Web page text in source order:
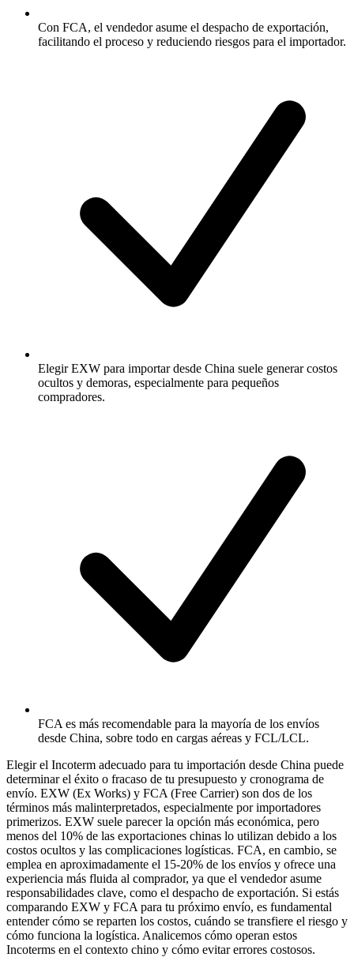
Con FCA, el vendedor asume el despacho de exportación,
facilitando el proceso y reduciendo riesgos para el importador.
Elegir EXW para importar desde China suele generar costos
ocultos y demoras, especialmente para pequeños
compradores.
FCA es más recomendable para la mayoría de los envíos
desde China, sobre todo en cargas aéreas y FCL/LCL.
Elegir el Incoterm adecuado para tu importación desde China puede
determinar el éxito o fracaso de tu presupuesto y cronograma de
envío. EXW (Ex Works) y FCA (Free Carrier) son dos de los
términos más malinterpretados, especialmente por importadores
primerizos. EXW suele parecer la opción más económica, pero
menos del 10% de las exportaciones chinas lo utilizan debido a los
costos ocultos y las complicaciones logísticas. FCA, en cambio, se
emplea en aproximadamente el 15-20% de los envíos y ofrece una
experiencia más fluida al comprador, ya que el vendedor asume
responsabilidades clave, como el despacho de exportación. Si estás
comparando EXW y FCA para tu próximo envío, es fundamental
entender cómo se reparten los costos, cuándo se transfiere el riesgo y
cómo funciona la logística. Analicemos cómo operan estos
Incoterms en el contexto chino y cómo evitar errores costosos.